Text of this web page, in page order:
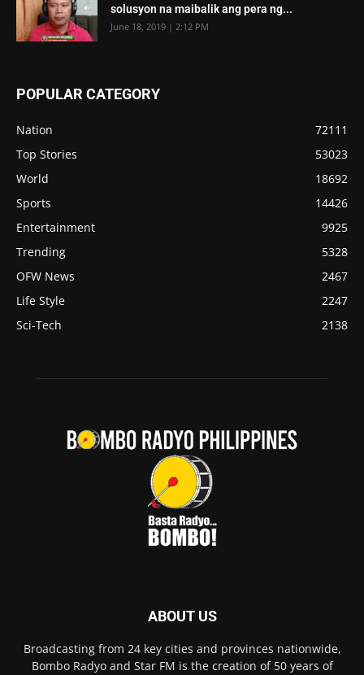
solusyon na maibalik ang pera ng...
June 18, 2019 | 2:12 PM
POPULAR CATEGORY
Nation
72111
Top Stories
53023
World
18692
Sports
14426
Entertainment
9925
Trending
5328
OFW News
2467
Life Style
2247
Sci-Tech
2138
ABOUT US
Broadcasting from 24 key cities and provinces nationwide,
Bombo Radyo and Star FM is the creation of 50 years of